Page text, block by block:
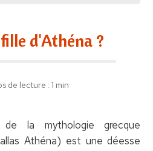
d'Athéna ?
de lecture : 1 min
la mythologie grecque
Athéna) est une déesse